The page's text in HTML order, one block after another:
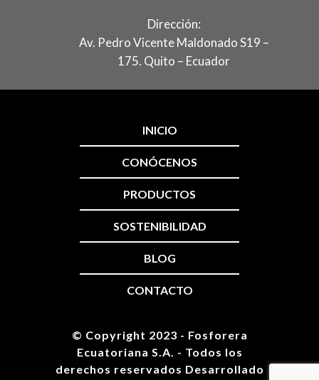
Dirección:
Av. Pedro Vicente Maldonado S19 –
175. Quito – Ecuador
INICIO
CONÓCENOS
PRODUCTOS
SOSTENIBILIDAD
BLOG
CONTACTO
© Copyright 2023 - Fosforera
Ecuatoriana S.A. - Todos los
derechos reservados Desarrollado